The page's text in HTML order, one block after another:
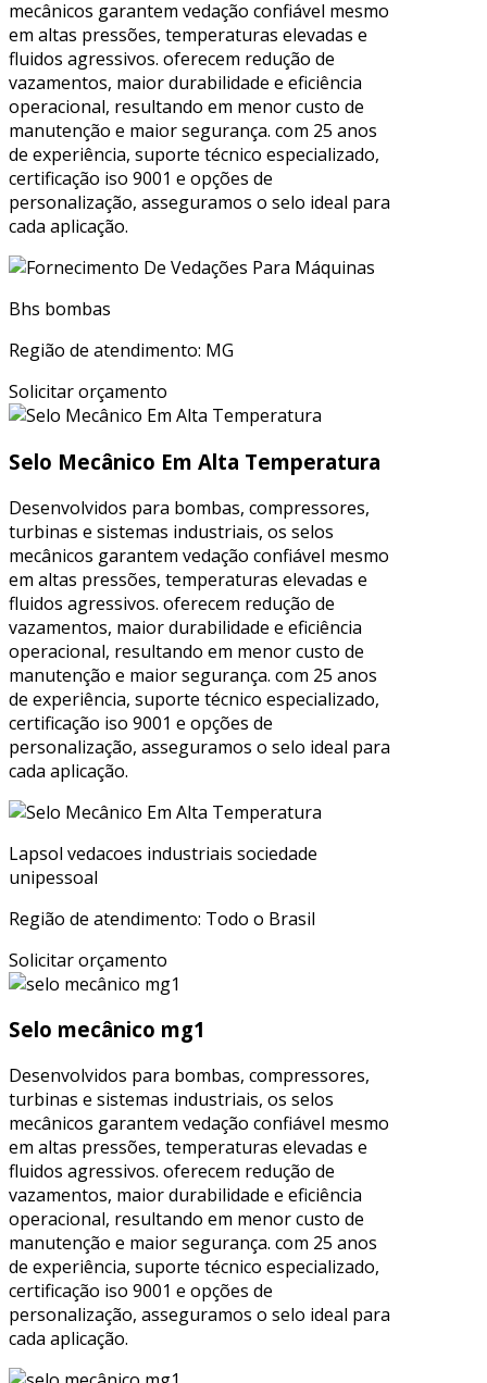
mecânicos garantem vedação confiável mesmo
em altas pressões, temperaturas elevadas e
fluidos agressivos. oferecem redução de
vazamentos, maior durabilidade e eficiência
operacional, resultando em menor custo de
manutenção e maior segurança. com 25 anos
de experiência, suporte técnico especializado,
certificação iso 9001 e opções de
personalização, asseguramos o selo ideal para
cada aplicação.
Bhs bombas
Região de atendimento: MG
Solicitar orçamento
Selo Mecânico Em Alta Temperatura
Desenvolvidos para bombas, compressores,
turbinas e sistemas industriais, os selos
mecânicos garantem vedação confiável mesmo
em altas pressões, temperaturas elevadas e
fluidos agressivos. oferecem redução de
vazamentos, maior durabilidade e eficiência
operacional, resultando em menor custo de
manutenção e maior segurança. com 25 anos
de experiência, suporte técnico especializado,
certificação iso 9001 e opções de
personalização, asseguramos o selo ideal para
cada aplicação.
Lapsol vedacoes industriais sociedade
unipessoal
Região de atendimento: Todo o Brasil
Solicitar orçamento
Selo mecânico mg1
Desenvolvidos para bombas, compressores,
turbinas e sistemas industriais, os selos
mecânicos garantem vedação confiável mesmo
em altas pressões, temperaturas elevadas e
fluidos agressivos. oferecem redução de
vazamentos, maior durabilidade e eficiência
operacional, resultando em menor custo de
manutenção e maior segurança. com 25 anos
de experiência, suporte técnico especializado,
certificação iso 9001 e opções de
personalização, asseguramos o selo ideal para
cada aplicação.